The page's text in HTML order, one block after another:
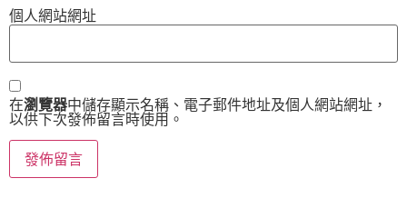
個人網站網址
在瀏覽器中儲存顯示名稱、電子郵件地址及個人網站網址，
以供下次發佈留言時使用。